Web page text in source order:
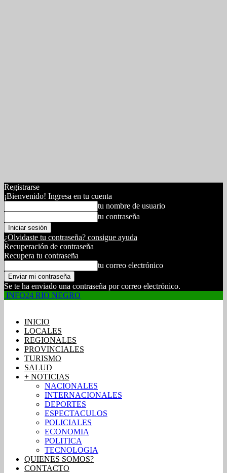
Registrarse
¡Bienvenido! Ingresa en tu cuenta
tu nombre de usuario
tu contraseña
¿Olvidaste tu contraseña? consigue ayuda
Recuperación de contraseña
Recupera tu contraseña
tu correo electrónico
Se te ha enviado una contraseña por correo electrónico.
INFO24 RIO NEGRO
INICIO
LOCALES
REGIONALES
PROVINCIALES
TURISMO
SALUD
+ NOTICIAS
NACIONALES
INTERNACIONALES
DEPORTES
ESPECTACULOS
POLICIALES
ECONOMIA
POLITICA
TECNOLOGIA
QUIENES SOMOS?
CONTACTO